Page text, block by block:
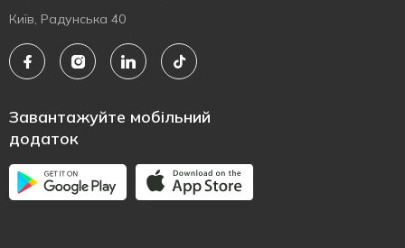
Київ, Радунська 40
Завантажуйте мобільний
додаток